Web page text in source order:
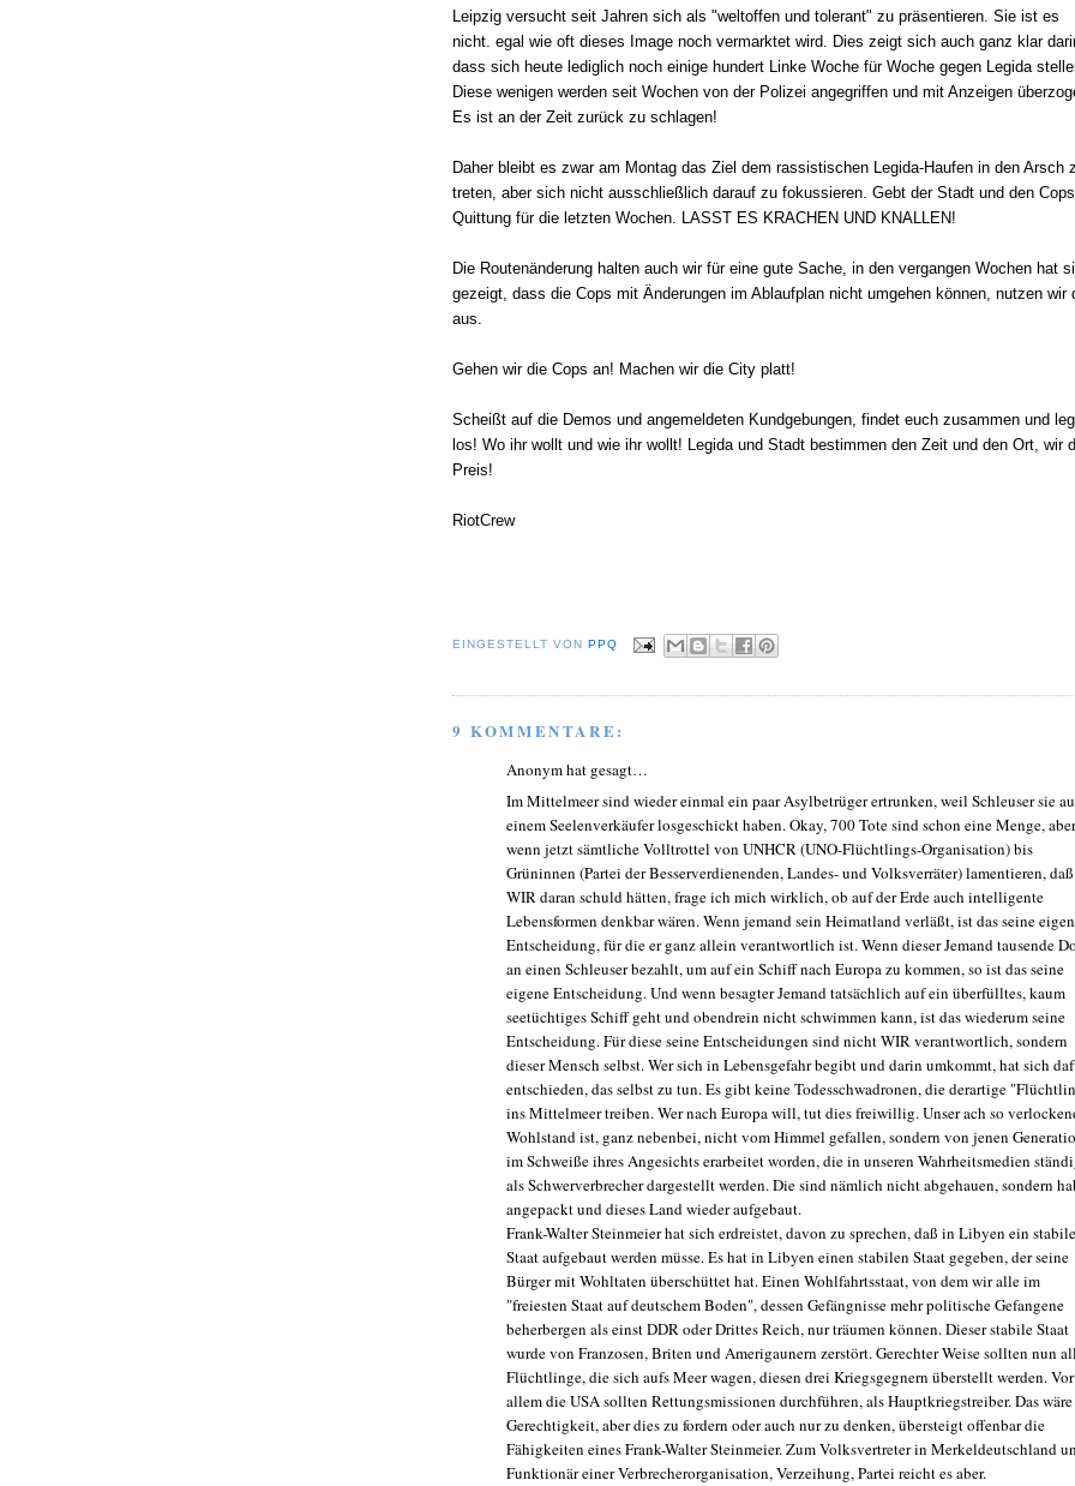
Leipzig versucht seit Jahren sich als "weltoffen und tolerant" zu präsentieren. Sie ist es
nicht. egal wie oft dieses Image noch vermarktet wird. Dies zeigt sich auch ganz klar
dass sich heute lediglich noch einige hundert Linke Woche für Woche gegen Legida
Diese wenigen werden seit Wochen von der Polizei angegriffen und mit Anzeigen
Es ist an der Zeit zurück zu schlagen!
Daher bleibt es zwar am Montag das Ziel dem rassistischen Legida-Haufen in den Arsch
treten, aber sich nicht ausschließlich darauf zu fokussieren. Gebt der Stadt und den
Quittung für die letzten Wochen. LASST ES KRACHEN UND KNALLEN!
Die Routenänderung halten auch wir für eine gute Sache, in den vergangen Wochen hat
gezeigt, dass die Cops mit Änderungen im Ablaufplan nicht umgehen können, nutzen wir
aus.
Gehen wir die Cops an! Machen wir die City platt!
Scheißt auf die Demos und angemeldeten Kundgebungen, findet euch zusammen und
los! Wo ihr wollt und wie ihr wollt! Legida und Stadt bestimmen den Zeit und den Ort, wir
Preis!
RiotCrew
EINGESTELLT VON PPQ
9 KOMMENTARE:
Anonym hat gesagt…
Im Mittelmeer sind wieder einmal ein paar Asylbetrüger ertrunken, weil Schleuser sie
einem Seelenverkäufer losgeschickt haben. Okay, 700 Tote sind schon eine Menge, aber
wenn jetzt sämtliche Volltrottel von UNHCR (UNO-Flüchtlings-Organisation) bis
Grüninnen (Partei der Besserverdienenden, Landes- und Volksverräter) lamentieren, daß
WIR daran schuld hätten, frage ich mich wirklich, ob auf der Erde auch intelligente
Lebensformen denkbar wären. Wenn jemand sein Heimatland verläßt, ist das seine
Entscheidung, für die er ganz allein verantwortlich ist. Wenn dieser Jemand tausende
an einen Schleuser bezahlt, um auf ein Schiff nach Europa zu kommen, so ist das seine
eigene Entscheidung. Und wenn besagter Jemand tatsächlich auf ein überfülltes, kaum
seetüchtiges Schiff geht und obendrein nicht schwimmen kann, ist das wiederum seine
Entscheidung. Für diese seine Entscheidungen sind nicht WIR verantwortlich, sondern
dieser Mensch selbst. Wer sich in Lebensgefahr begibt und darin umkommt, hat sich
entschieden, das selbst zu tun. Es gibt keine Todesschwadronen, die derartige
ins Mittelmeer treiben. Wer nach Europa will, tut dies freiwillig. Unser ach so
Wohlstand ist, ganz nebenbei, nicht vom Himmel gefallen, sondern von jenen
im Schweiße ihres Angesichts erarbeitet worden, die in unseren Wahrheitsmedien
als Schwerverbrecher dargestellt werden. Die sind nämlich nicht abgehauen, sondern
angepackt und dieses Land wieder aufgebaut.
Frank-Walter Steinmeier hat sich erdreistet, davon zu sprechen, daß in Libyen ein
Staat aufgebaut werden müsse. Es hat in Libyen einen stabilen Staat gegeben, der seine
Bürger mit Wohltaten überschüttet hat. Einen Wohlfahrtsstaat, von dem wir alle im
"freiesten Staat auf deutschem Boden", dessen Gefängnisse mehr politische Gefangene
beherbergen als einst DDR oder Drittes Reich, nur träumen können. Dieser stabile Staat
wurde von Franzosen, Briten und Amerigaunern zerstört. Gerechter Weise sollten nun
Flüchtlinge, die sich aufs Meer wagen, diesen drei Kriegsgegnern überstellt werden. Vor
allem die USA sollten Rettungsmissionen durchführen, als Hauptkriegstreiber. Das wäre
Gerechtigkeit, aber dies zu fordern oder auch nur zu denken, übersteigt offenbar die
Fähigkeiten eines Frank-Walter Steinmeier. Zum Volksvertreter in Merkeldeutschland
Funktionär einer Verbrecherorganisation, Verzeihung, Partei reicht es aber.